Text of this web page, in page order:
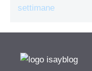
settimane